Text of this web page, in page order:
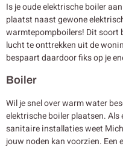
Is je oude elektrische boiler
plaatst naast gewone
warmtepompboilers! Dit soort
lucht te onttrekken uit de
bespaart daardoor fiks op je
Boiler
Wil je snel over warm water
elektrische boiler plaatsen.
sanitaire installaties weet
jouw noden kan voorzien. Een